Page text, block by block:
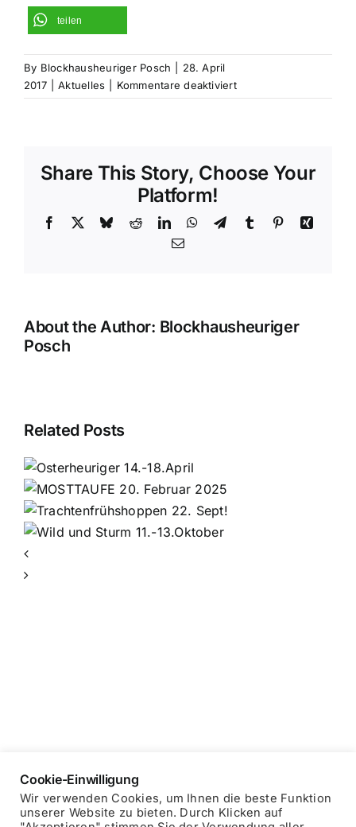
teilen
By Blockhausheuriger Posch
28. April
2017
Aktuelles Kommentare deaktiviertfür
ORF-
im
Share This Story, Choose Your
Platform!
Facebook BlueskyRedditLinkedInWhatsApp
TelegramTumblr PinterestXing
Email
About the Author: Blockhausheuriger
Posch
Related Posts
Cookie-Einwilligung
Wir verwenden Cookies, um Ihnen die beste Funktion
unserer Website zu bieten. Durch Klicken auf